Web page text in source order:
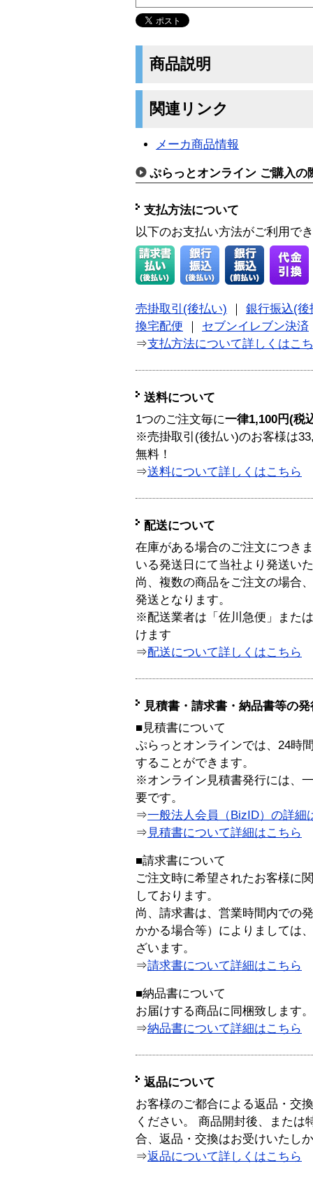
商品説明
関連リンク
メーカ商品情報
ぷらっとオンライン ご購入の
支払方法について
以下のお支払い方法がご利用で
売掛取引(後払い)
銀行振込(後
換宅配便
セブンイレブン決済
⇒支払方法について詳しくはこ
送料について
1つのご注文毎に一律1,100円(税
※売掛取引(後払い)のお客様は
無料！
⇒送料について詳しくはこちら
配送について
在庫がある場合のご注文につき
いる発送日にて当社より発送い
尚、複数の商品をご注文の場合
発送となります。
※配送業者は「佐川急便」また
けます
⇒配送について詳しくはこちら
見積書・請求書・納品書等の
■見積書について
ぷらっとオンラインでは、24時
することができます。
※オンライン見積書発行には、
要です。
⇒一般法人会員（BizID）の詳細
⇒ 見積書について詳細はこちら
■請求書について
ご注文時に希望されたお客様に
しております。
尚、請求書は、営業時間内での
かかる場合等）によりましては
ざいます。
⇒請求書について詳細はこちら
■納品書について
お届けする商品に同梱致します。
⇒納品書について詳細はこちら
返品について
お客様のご都合による返品・交
ください。 商品開封後、または
合、返品・交換はお受けいたし
⇒返品について詳しくはこちら